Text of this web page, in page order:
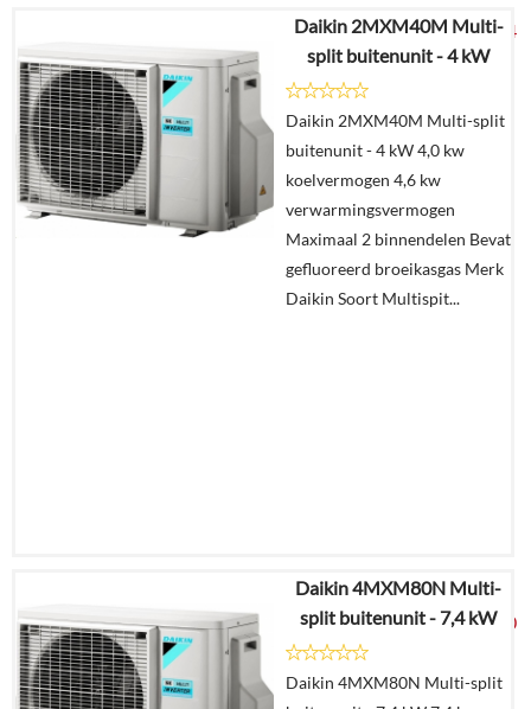
€6.877,64
Offerte
aanvragen?
In
winkelmand
Daikin 2MXM40M Multi-
split buitenunit - 4 kW
Daikin 2MXM40M Multi-split
buitenunit - 4 kW 4,0 kw
koelvermogen 4,6 kw
verwarmingsvermogen
Maximaal 2 binnendelen Bevat
gefluoreerd broeikasgas Merk
Daikin Soort Multispit...
€2.481,71
€1.490,00
Details
Daikin 4MXM80N Multi-
split buitenunit - 7,4 kW
Daikin 4MXM80N Multi-split